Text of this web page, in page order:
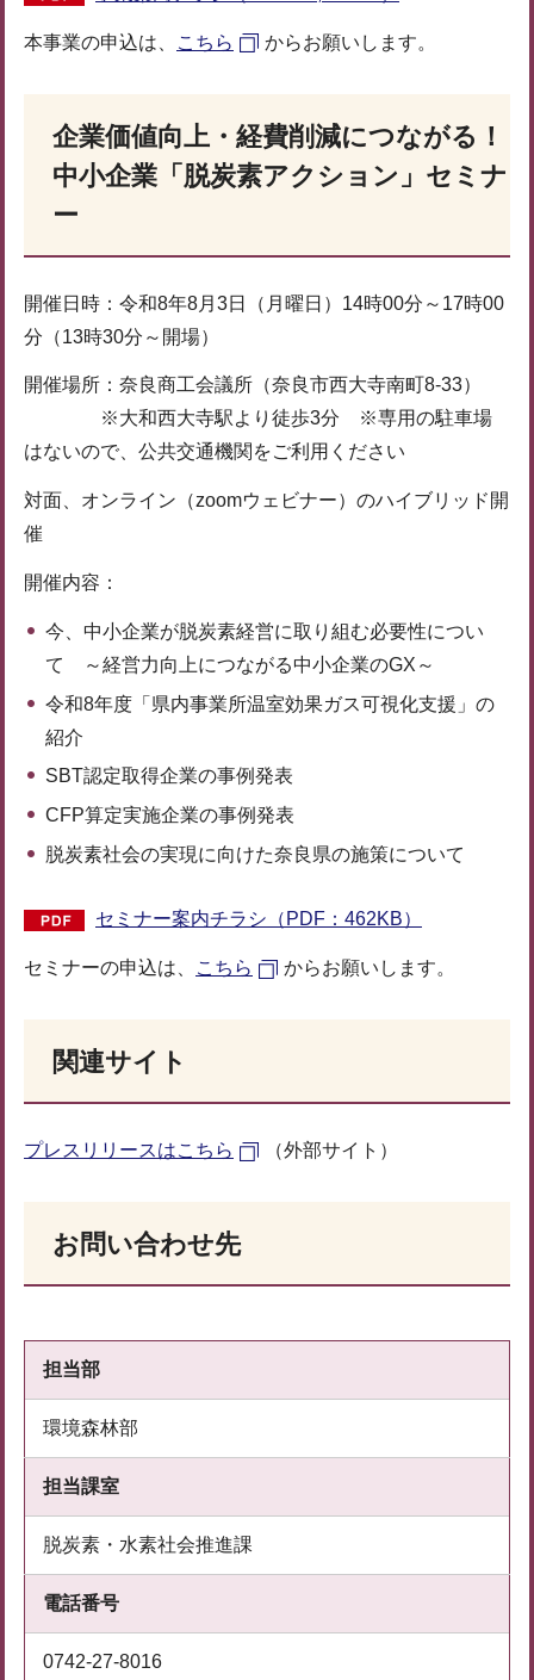
本事業の申込は、 こちら からお願いします。
企業価値向上・経費削減につながる！
中小企業「脱炭素アクション」セミナ
ー
開催日時：令和8年8月3日（月曜日）14時00分～17時00
分（13時30分～開場）
開催場所：奈良商工会議所（奈良市西大寺南町8-33）
※大和西大寺駅より徒歩3分 ※専用の駐車場
はないので、公共交通機関をご利用ください
対面、オンライン（zoomウェビナー）のハイブリッド開
催
開催内容：
今、中小企業が脱炭素経営に取り組む必要性につい
て ～経営力向上につながる中小企業のGX～
令和8年度「県内事業所温室効果ガス可視化支援」の
紹介
SBT認定取得企業の事例発表
CFP算定実施企業の事例発表
脱炭素社会の実現に向けた奈良県の施策について
セミナー案内チラシ（PDF：462KB）
セミナーの申込は、 こちら からお願いします。
関連サイト
プレスリリースはこちら （外部サイト）
お問い合わせ先
担当部
環境森林部
担当課室
脱炭素・水素社会推進課
電話番号
0742-27-8016